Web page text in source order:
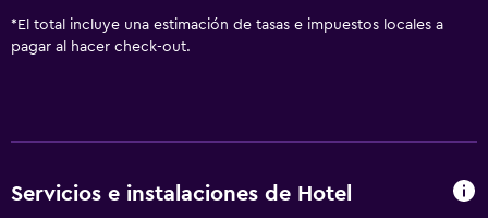
* El total incluye una estimación de tasas e impuestos locales a
pagar al hacer check-out.
Servicios e instalaciones de Hotel